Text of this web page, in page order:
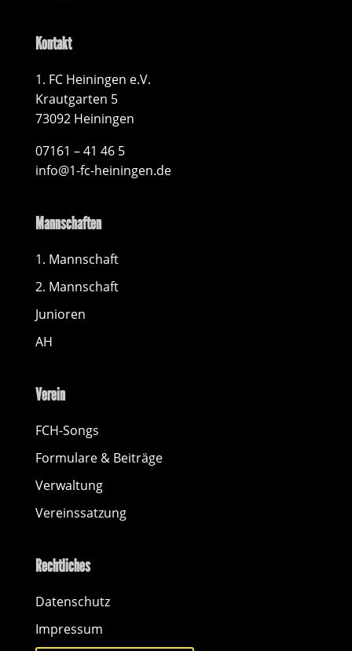
Kontakt
1. FC Heiningen e.V.
Krautgarten 5
73092 Heiningen
07161 – 41 46 5
info@1-fc-heiningen.de
Mannschaften
1. Mannschaft
2. Mannschaft
Junioren
AH
Verein
FCH-Songs
Formulare & Beiträge
Verwaltung
Vereinssatzung
Rechtliches
Datenschutz
Impressum